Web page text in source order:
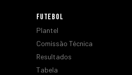
FUTEBOL
Plantel
Comissão Técnica
Resultados
Tabela